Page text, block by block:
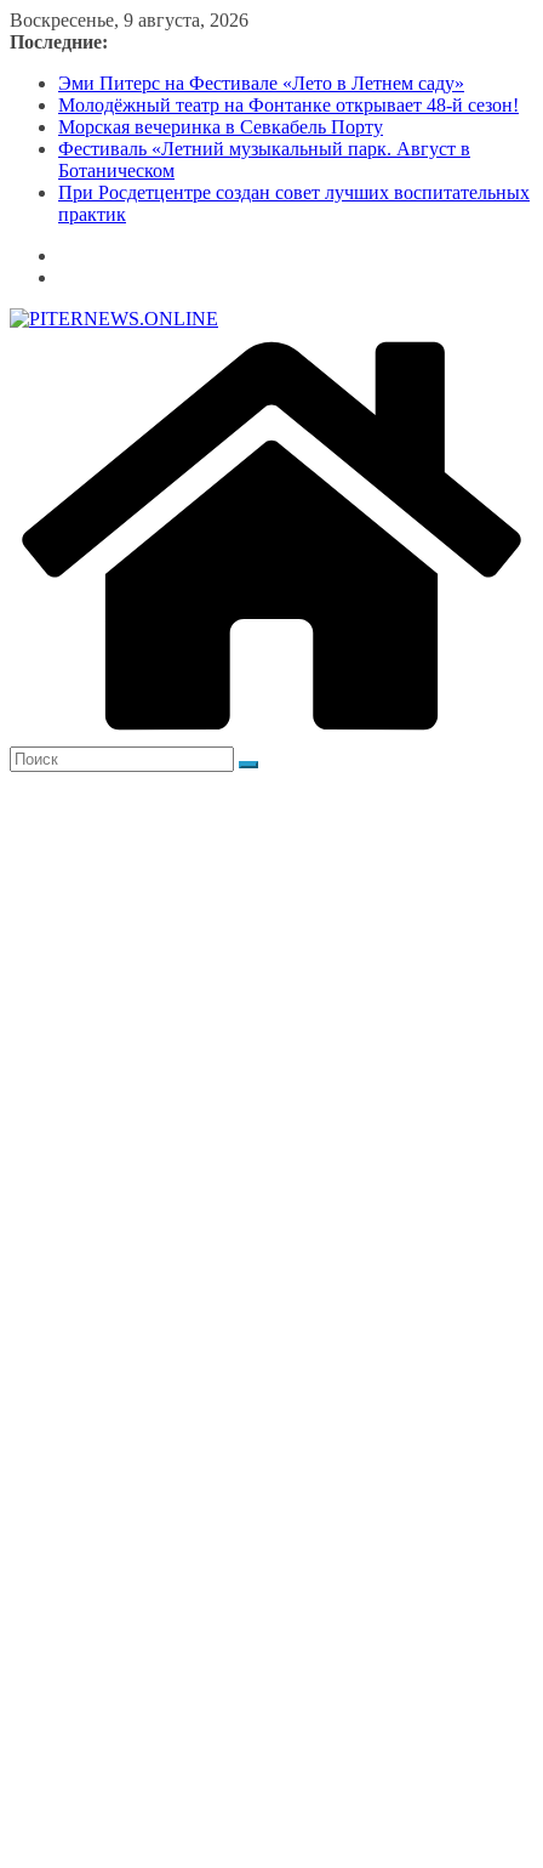
Перейти
к
Воскресенье, 9 августа, 2026
Последние:
Эми Питерс на Фестивале «Лето в Летнем саду»
Молодёжный театр на Фонтанке открывает 48-й сезон!
Морская вечеринка в Севкабель Порту
Фестиваль «Летний музыкальный парк. Август в
Ботаническом
При Росдетцентре создан совет лучших воспитательных
практик